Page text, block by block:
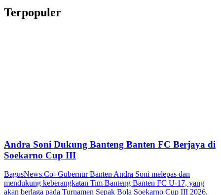
Terpopuler
Andra Soni Dukung Banteng Banten FC Berjaya di
Soekarno Cup III
BagusNews.Co- Gubernur Banten Andra Soni melepas dan
mendukung keberangkatan Tim Banteng Banten FC U-17, yang
akan berlaga pada Turnamen Sepak Bola Soekarno Cup III 2026,